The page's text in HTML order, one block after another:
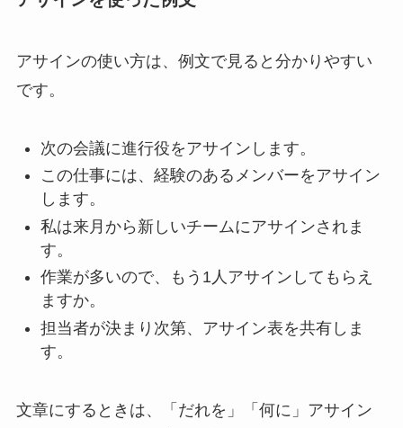
アサインの使い方は、例文で見ると分かりやすい
です。
次の会議に進行役をアサインします。
この仕事には、経験のあるメンバーをアサイン
します。
私は来月から新しいチームにアサインされま
す。
作業が多いので、もう1人アサインしてもらえ
ますか。
担当者が決まり次第、アサイン表を共有しま
す。
文章にするときは、「だれを」「何に」アサイン